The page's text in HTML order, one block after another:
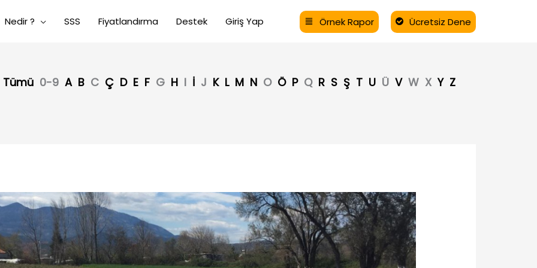
Nedir ? SSS Fiyatlandırma Destek Giriş Yap Örnek Rapor Ücretsiz Dene
Tümü 0-9 A B C Ç D E F G H I İ J K L M N O Ö P Q R S Ş T U Ü V W X Y Z